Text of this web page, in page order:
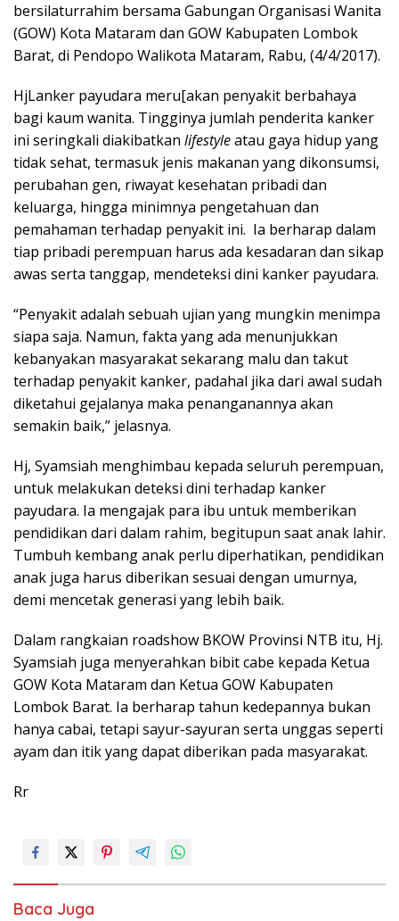
bersilaturrahim bersama Gabungan Organisasi Wanita
(GOW) Kota Mataram dan GOW Kabupaten Lombok
Barat, di Pendopo Walikota Mataram, Rabu, (4/4/2017).
HjLanker payudara meru[akan penyakit berbahaya
bagi kaum wanita. Tingginya jumlah penderita kanker
ini seringkali diakibatkan lifestyleatau gaya hidup yang
tidak sehat, termasuk jenis makanan yang dikonsumsi,
perubahan gen, riwayat kesehatan pribadi dan
keluarga, hingga minimnya pengetahuan dan
pemahaman terhadap penyakit ini. Ia berharap dalam
tiap pribadi perempuan harus ada kesadaran dan sikap
awas serta tanggap, mendeteksi dini kanker payudara.
“Penyakit adalah sebuah ujian yang mungkin menimpa
siapa saja. Namun, fakta yang ada menunjukkan
kebanyakan masyarakat sekarang malu dan takut
terhadap penyakit kanker, padahal jika dari awal sudah
diketahui gejalanya maka penanganannya akan
semakin baik,” jelasnya.
Hj, Syamsiah menghimbau kepada seluruh perempuan,
untuk melakukan deteksi dini terhadap kanker
payudara. Ia mengajak para ibu untuk memberikan
pendidikan dari dalam rahim, begitupun saat anak lahir.
Tumbuh kembang anak perlu diperhatikan, pendidikan
anak juga harus diberikan sesuai dengan umurnya,
demi mencetak generasi yang lebih baik.
Dalam rangkaian roadshow BKOW Provinsi NTB itu, Hj.
Syamsiah juga menyerahkan bibit cabe kepada Ketua
GOW Kota Mataram dan Ketua GOW Kabupaten
Lombok Barat. Ia berharap tahun kedepannya bukan
hanya cabai, tetapi sayur-sayuran serta unggas seperti
ayam dan itik yang dapat diberikan pada masyarakat.
Rr
Baca Juga